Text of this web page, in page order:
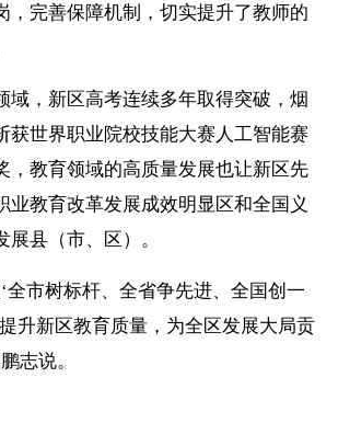
，完善保障机制，切实提升了教师的
域，新区高考连续多年取得突破，烟
获世界职业院校技能大赛人工智能赛
，教育领域的高质量发展也让新区先
业教育改革发展成效明显区和全国义
县（市、区）。
全市树标杆、全省争先进、全国创一
升新区教育质量，为全区发展大局贡
志说。